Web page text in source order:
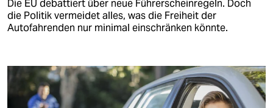
Die EU debattiert über neue Führerscheinregeln. Doch
die Politik vermeidet alles, was die Freiheit der
Autofahrenden nur minimal einschränken könnte.